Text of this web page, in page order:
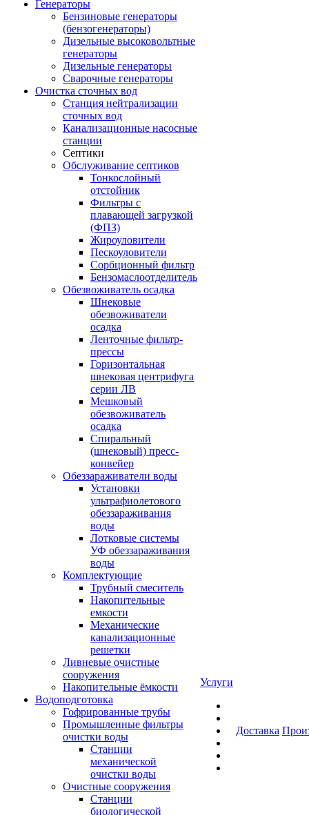
Генераторы
Бензиновые генераторы
(бензогенераторы)
Дизельные высоковольтные
генераторы
Дизельные генераторы
Сварочные генераторы
Очистка сточных вод
Станция нейтрализации
сточных вод
Канализационные насосные
станции
Септики
Обслуживание септиков
Тонкослойный
отстойник
Фильтры с
плавающей загрузкой
(ФПЗ)
Жироуловители
Пескоуловители
Сорбционный фильтр
Бензомаслоотделитель
Обезвоживатель осадка
Шнековые
обезвоживатели
осадка
Ленточные фильтр-
прессы
Горизонтальная
шнековая центрифуга
серии ЛВ
Мешковый
обезвоживатель
осадка
Спиральный
(шнековый) пресс-
конвейер
Обеззараживатели воды
Установки
ультрафиолетового
обеззараживания
воды
Лотковые системы
УФ обеззараживания
воды
Комплектующие
Трубный смеситель
Накопительные
емкости
Механические
канализационные
решетки
Ливневые очистные
сооружения
Накопительные ёмкости
Водоподготовка
Гофрированные трубы
Промышленные фильтры
очистки воды
Станции
механической
очистки воды
Очистные сооружения
Станции
биологической
Услуги
Доставка